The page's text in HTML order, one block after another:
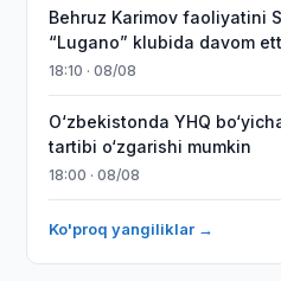
Behruz Karimov faoliyatini
“Lugano” klubida davom
18:10 · 08/08
O‘zbekistonda YHQ
tartibi o‘zgarishi mumkin
18:00 · 08/08
Ko'proq yangiliklar →